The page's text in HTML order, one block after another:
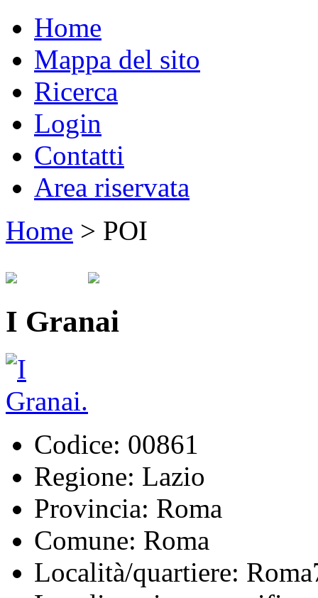
Home
Mappa del sito
Ricerca
Login
Contatti
Area riservata
Home > POI
I Granai
Codice: 00861
Regione: Lazio
Provincia: Roma
Comune: Roma
Località/quartiere: